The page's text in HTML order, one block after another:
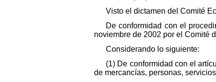
Visto el dictamen del Comité
De conformidad con el
noviembre de 2002 por el Comité
Considerando lo siguiente:
(1) De conformidad con el
de mercancías, personas,